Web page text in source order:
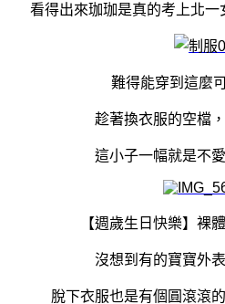
看得出來珈珈是真的考上北
難得能穿到這麼
趁著換衣服的空檔
這小子一幅就是不
【週歲生日快樂】裸
沒想到有的寶寶外
脫下衣服也是有個圓滾滾